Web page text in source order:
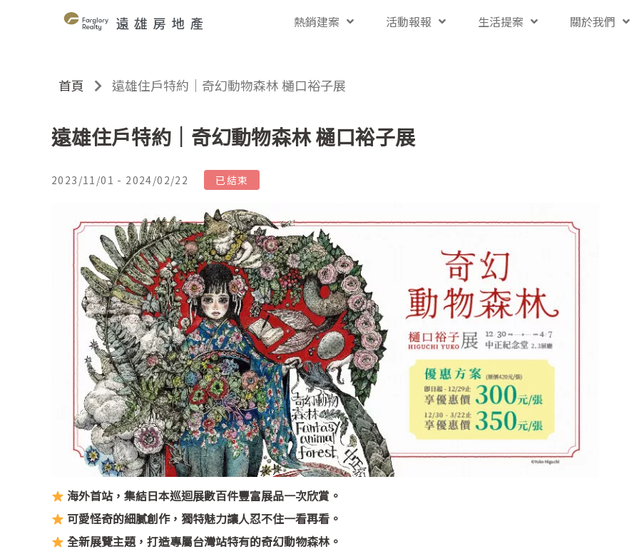
熱銷建案 活動報報 生活提案 關於我們
首頁 遠雄住戶特約｜奇幻動物森林 樋口裕子展
遠雄住戶特約｜奇幻動物森林 樋口裕子展
2023/11/01 - 2024/02/22 已結束
海外首站，集結日本巡迴展數百件豐富展品一次欣賞。
可愛怪奇的細膩創作，獨特魅力讓人忍不住一看再看。
全新展覽主題，打造專屬台灣站特有的奇幻動物森林。